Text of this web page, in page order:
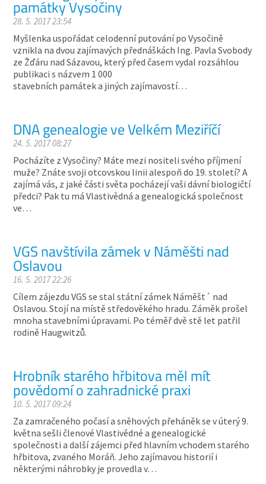
památky Vysočiny
28. 5. 2017 23:54
Myšlenka uspořádat celodenní putování po Vysočině
vznikla na dvou zajímavých přednáškách Ing. Pavla Svobody
ze Žďáru nad Sázavou, který před časem vydal rozsáhlou
publikaci s názvem 1 000
stavebních památek a jiných zajímavostí…
DNA genealogie ve Velkém Meziříčí
24. 5. 2017 08:27
Pocházíte z Vysočiny? Máte mezi nositeli svého příjmení
muže? Znáte svoji otcovskou linii alespoň do 19. století? A
zajímá vás, z jaké části světa pocházejí vaši dávní biologičtí
předci? Pak tu má Vlastivědná a genealogická společnost
ve…
VGS navštívila zámek v Náměšti nad
Oslavou
16. 5. 2017 22:26
Cílem zájezdu VGS se stal státní zámek Náměšt´ nad
Oslavou. Stojí na místě středověkého hradu. Záměk prošel
mnoha stavebními úpravami. Po téměř dvě stě let patřil
rodině Haugwitzů.
Hrobník starého hřbitova měl mít
povědomí o zahradnické praxi
10. 5. 2017 09:24
Za zamračeného počasí a sněhových přeháněk se v úterý 9.
května sešli členové Vlastivědné a genealogické
společnosti a další zájemci před hlavním vchodem starého
hřbitova, zvaného Moráň. Jeho zajímavou historií i
některými náhrobky je provedla v…